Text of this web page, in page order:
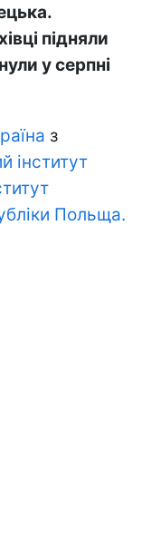
підняли
у серпні
з
інститут
Польща.